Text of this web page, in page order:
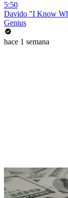
5:50
Davido "I Know
Genius
hace 1 semana